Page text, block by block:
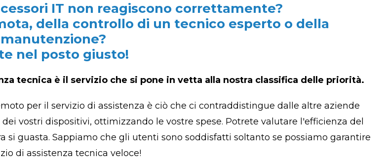
IT non reagiscono correttamente?
della controllo di un tecnico esperto o della
manutenzione?
nel posto giusto!
tecnica è il servizio che si pone in vetta alla nostra classifica delle priorità.
per il servizio di assistenza è ciò che ci contraddistingue dalle altre aziende
vostri dispositivi, ottimizzando le vostre spese. Potrete valutare l'efficienza del
guasta. Sappiamo che gli utenti sono soddisfatti soltanto se possiamo garantire
di assistenza tecnica veloce!